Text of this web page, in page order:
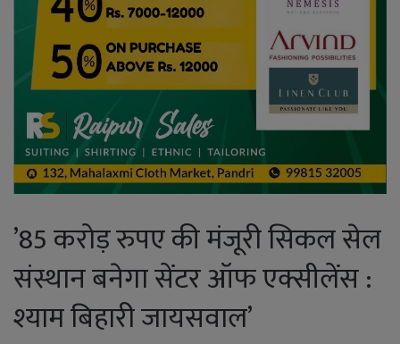
’85 करोड़ रुपए की मंजूरी सिकल सेल
संस्थान बनेगा सेंटर ऑफ एक्सीलेंस :
श्याम बिहारी जायसवाल’